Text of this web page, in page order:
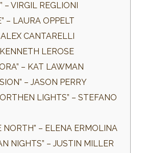
– VIRGIL REGLIONI
– LAURA OPPELT
CANTARELLI
LEROSE
– KAT LAWMAN
– JASON PERRY
LIGHTS” – STEFANO
NORTH” – ELENA ERMOLINA
NIGHTS” – JUSTIN MILLER